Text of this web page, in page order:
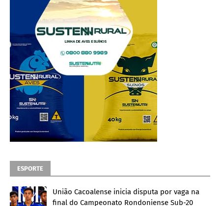
ESPORTE
União Cacoalense inicia disputa por vaga na
final do Campeonato Rondoniense Sub-20